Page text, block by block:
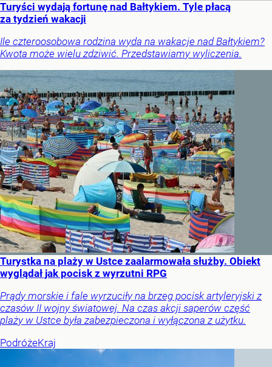
Turyści wydają fortunę nad Bałtykiem. Tyle płacą
za tydzień wakacji
Ile czteroosobowa rodzina wyda na wakacje nad Bałtykiem?
Kwota może wielu zdziwić. Przedstawiamy wyliczenia.
Turystka na plaży w Ustce zaalarmowała służby. Obiekt
wyglądał jak pocisk z wyrzutni RPG
Prądy morskie i fale wyrzuciły na brzeg pocisk artyleryjski z
czasów II wojny światowej. Na czas akcji saperów część
plaży w Ustce była zabezpieczona i wyłączona z użytku.
PodróżeKraj